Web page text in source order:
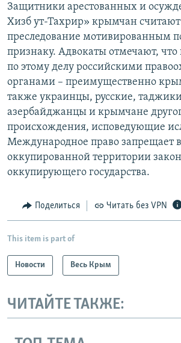
Защитники арестованных и
Хизб ут-Тахрир» крымчан
преследование мотивированным
признаку. Адвокаты отмечают, что
по этому делу российскими
органами – преимущественно
также украинцы, русские,
азербайджанцы и крымчане
происхождения, исповедующие
Международное право запрещает
оккупированной территории
оккупирующего государства.
Поделиться Читать без VPN
This item is part of
Новости Весь Крым
ЧИТАЙТЕ ТАКЖЕ: